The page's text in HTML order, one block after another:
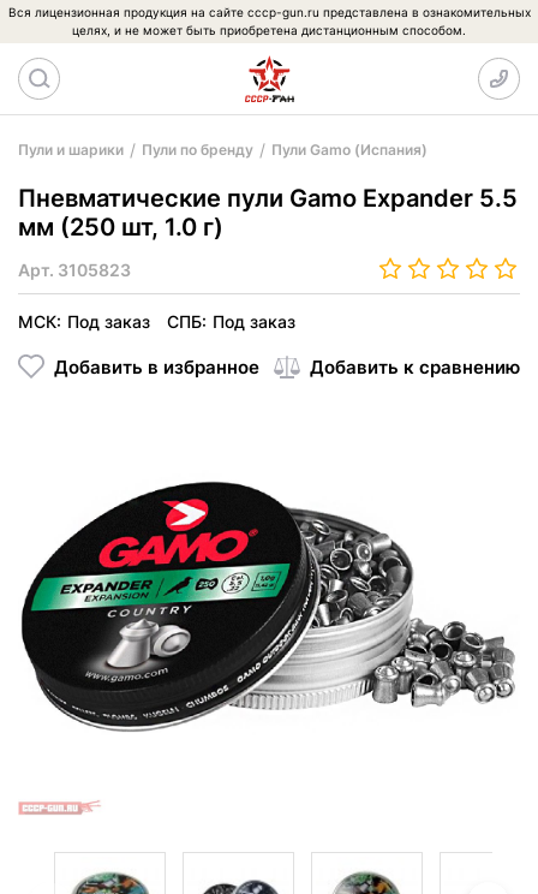
Вся лицензионная продукция на сайте cccp-gun.ru представлена в ознакомительных
целях, и не может быть приобретена дистанционным способом.
Пули и шарики Пули по бренду Пули Gamo (Испания)
Пневматические пули Gamo Expander 5.5
мм (250 шт, 1.0 г)
Арт. 3105823
МСК: Под заказ СПБ: Под заказ
Добавить в избранное Добавить к сравнению